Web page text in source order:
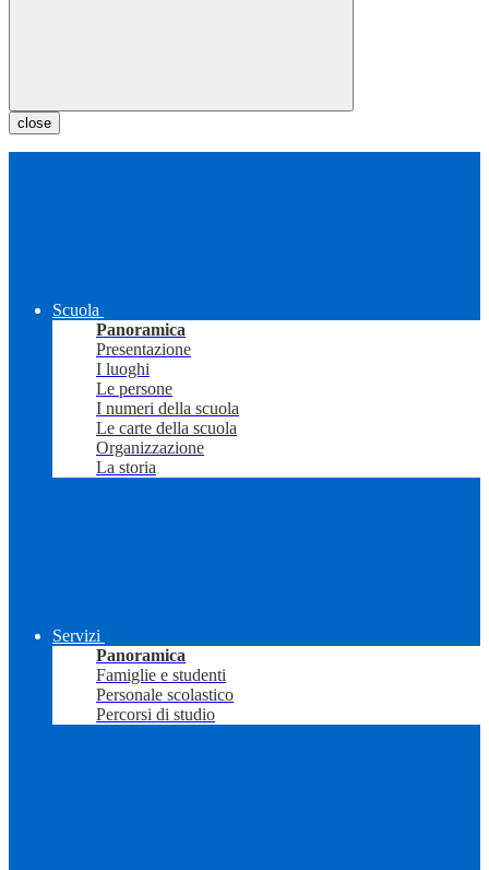
close
Scuola
Panoramica
Presentazione
I luoghi
Le persone
I numeri della scuola
Le carte della scuola
Organizzazione
La storia
Servizi
Panoramica
Famiglie e studenti
Personale scolastico
Percorsi di studio